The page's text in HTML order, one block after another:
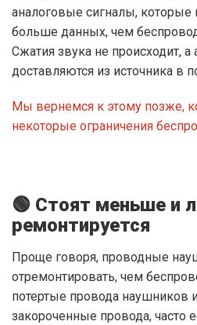
аналоговые сигналы, которые
больше данных, чем
Сжатия звука не происходит, а
доставляются из источника в
Мы вернемся к этому позже,
некоторые ограничения
🟢 Стоят меньше и
ремонтируется
Проще говоря, проводные
отремонтировать, чем
потертые провода
закороченные провода, часто